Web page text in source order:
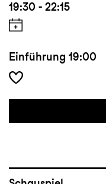
19:30 - 22:15
Einführung 19:00